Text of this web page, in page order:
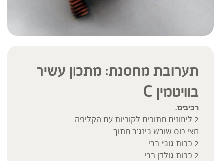
תערובת מחסנת: מתכון עשיר
בוויטמין C
רכיבים:
2 לימונים חתוכים לקוביות עם הקליפה
חצי כוס שורש ג'ינג'ר חתוך
2 כפות גוג'י ברי
2 כפות גולדן ברי